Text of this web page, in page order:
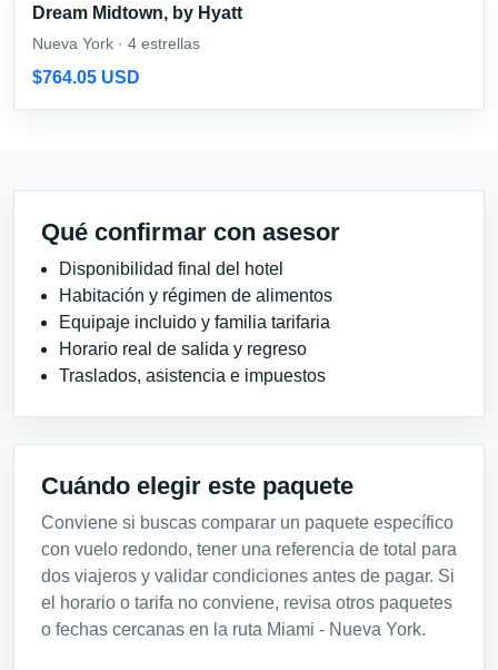
Dream Midtown, by Hyatt
Nueva York · 4 estrellas
$764.05 USD
Qué confirmar con asesor
Disponibilidad final del hotel
Habitación y régimen de alimentos
Equipaje incluido y familia tarifaria
Horario real de salida y regreso
Traslados, asistencia e impuestos
Cuándo elegir este paquete
Conviene si buscas comparar un paquete específico
con vuelo redondo, tener una referencia de total para
dos viajeros y validar condiciones antes de pagar. Si
el horario o tarifa no conviene, revisa otros paquetes
o fechas cercanas en la ruta Miami - Nueva York.